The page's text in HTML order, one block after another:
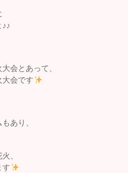
会とあって、
大会です
あり、
、
す